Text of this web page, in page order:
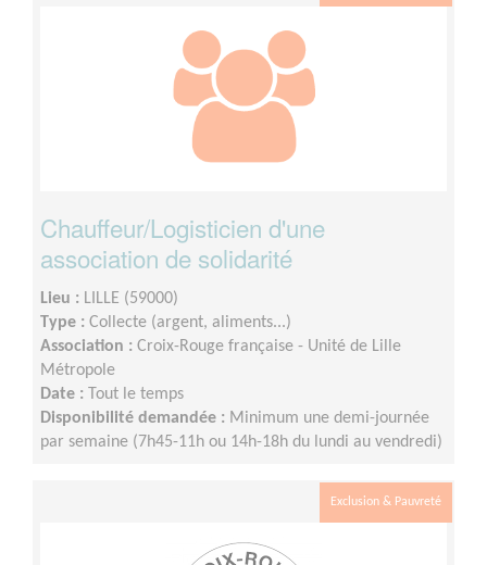
Chauffeur/Logisticien d'une
association de solidarité
Lieu : LILLE (59000)
Type : Collecte (argent, aliments...)
Association : Croix-Rouge française - Unité de Lille
Métropole
Date : Tout le temps
Disponibilité demandée : Minimum une demi-journée
par semaine (7h45-11h ou 14h-18h du lundi au vendredi)
Exclusion & Pauvreté